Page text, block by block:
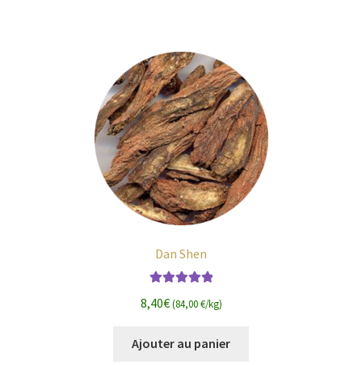
Dan Shen
8,40€(84,00 €/kg)
Ajouter au panier